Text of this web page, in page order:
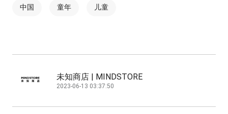
中国 童年 儿童
未知商店 | MINDSTORE
2023-06-13 03:37:50